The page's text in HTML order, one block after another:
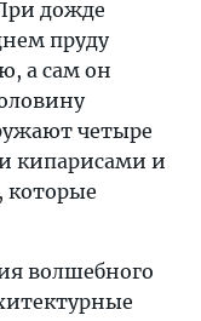
дожде
пруду
а сам он
четыре
кипарисами и
волшебного